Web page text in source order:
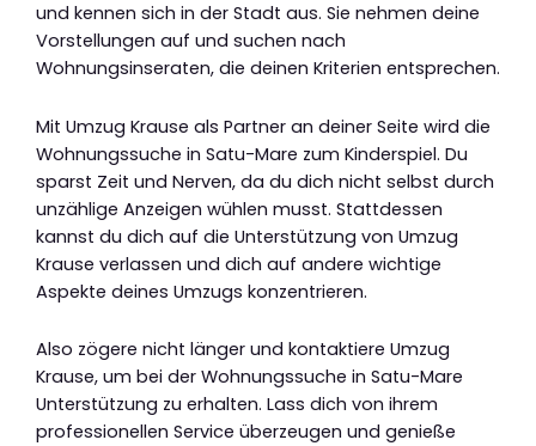
und kennen sich in der Stadt aus. Sie nehmen deine
Vorstellungen auf und suchen nach
Wohnungsinseraten, die deinen Kriterien entsprechen.
Mit Umzug Krause als Partner an deiner Seite wird die
Wohnungssuche in Satu-Mare zum Kinderspiel. Du
sparst Zeit und Nerven, da du dich nicht selbst durch
unzählige Anzeigen wühlen musst. Stattdessen
kannst du dich auf die Unterstützung von Umzug
Krause verlassen und dich auf andere wichtige
Aspekte deines Umzugs konzentrieren.
Also zögere nicht länger und kontaktiere Umzug
Krause, um bei der Wohnungssuche in Satu-Mare
Unterstützung zu erhalten. Lass dich von ihrem
professionellen Service überzeugen und genieße